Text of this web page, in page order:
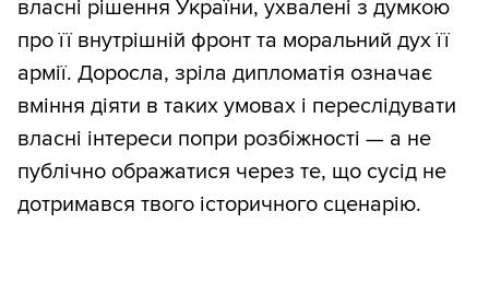
власні рішення України, ухвалені з думкою
про її внутрішній фронт та моральний дух її
армії. Доросла, зріла дипломатія означає
вміння діяти в таких умовах і переслідувати
власні інтереси попри розбіжності — а не
публічно ображатися через те, що сусід не
дотримався твого історичного сценарію.